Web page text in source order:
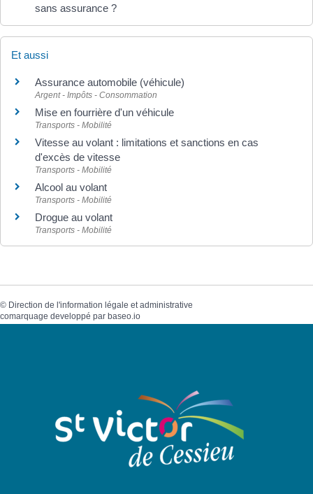
sans assurance ?
Et aussi
Assurance automobile (véhicule)
Argent - Impôts - Consommation
Mise en fourrière d'un véhicule
Transports - Mobilité
Vitesse au volant : limitations et sanctions en cas
d'excès de vitesse
Transports - Mobilité
Alcool au volant
Transports - Mobilité
Drogue au volant
Transports - Mobilité
© Direction de l'information légale et administrative
comarquage developpé par baseo.io